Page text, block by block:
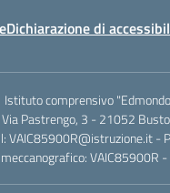
Dichiarazione di
Istituto comprensivo
Via Pastrengo, 3 - 21052
-
meccanografico: VAIC85900R